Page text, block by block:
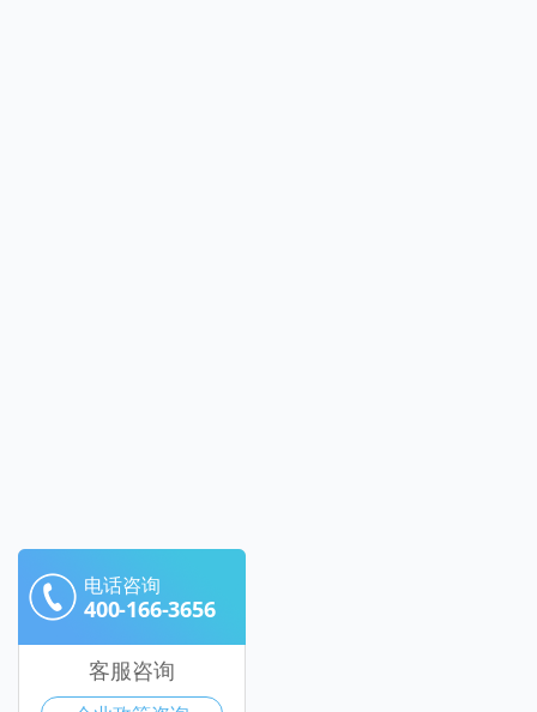
电话咨询
400-166-3656
客服咨询